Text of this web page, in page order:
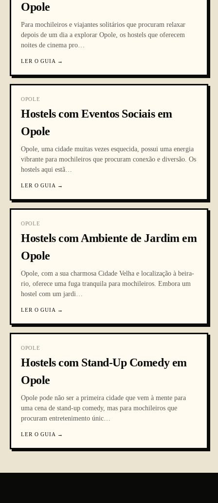
Opole
Para mochileiros e viajantes solitários que procuram relaxar
depois de um dia a explorar Opole, os hostels que oferecem
noites de cinema pro…
LER O GUIA →
OPOLE
Hostels com Eventos Sociais em
Opole
Opole, uma cidade muitas vezes esquecida, possui uma energia
vibrante para mochileiros que procuram conexão e diversão. Os
hostels aqui estã…
LER O GUIA →
OPOLE
Hostels com Ambiente de Jardim em
Opole
Opole, com a sua charmosa Cidade Velha e localização à beira-
rio, oferece uma fuga tranquila para mochileiros. Embora um
hostel com um jardi…
LER O GUIA →
OPOLE
Hostels com Stand-Up Comedy em
Opole
Opole pode não ser a primeira cidade que vem à mente para
uma cena de stand-up comedy, mas para mochileiros que
procuram entretenimento únic…
LER O GUIA →